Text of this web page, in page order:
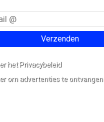
Verzenden
het Privacybeleid
om advertenties te ontvangen